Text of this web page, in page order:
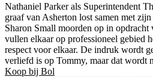
Nathaniel Parker als Superintendent
graaf van Asherton lost samen met
Sharon Small moorden op in
vullen elkaar op professioneel gebied
respect voor elkaar. De indruk wordt
verliefd is op Tommy, maar dat wordt
Koop bij Bol